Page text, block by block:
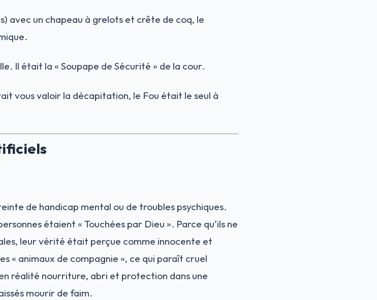
avec un chapeau à grelots et crête de coq, le
Il était la « Soupape de Sécurité » de la cour.
vous valoir la décapitation, le Fou était le seul à
de handicap mental ou de troubles psychiques.
étaient « Touchées par Dieu ». Parce qu’ils ne
leur vérité était perçue comme innocente et
« animaux de compagnie », ce qui paraît cruel
réalité nourriture, abri et protection dans une
mourir de faim.